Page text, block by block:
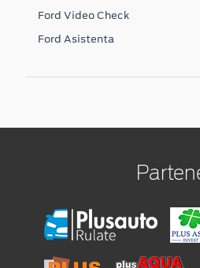
Ford Video Check
Ford Asistenta